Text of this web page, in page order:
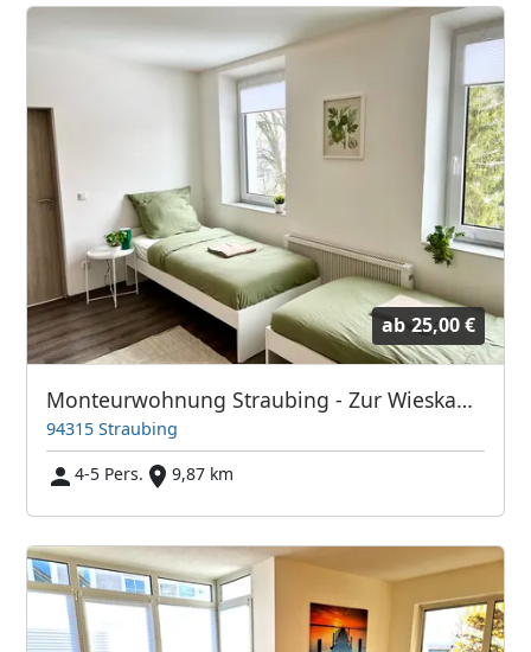
ab 25,00 €
Monteurwohnung Straubing - Zur Wieskapelle
94315 Straubing
4-5 Pers.
9,87 km